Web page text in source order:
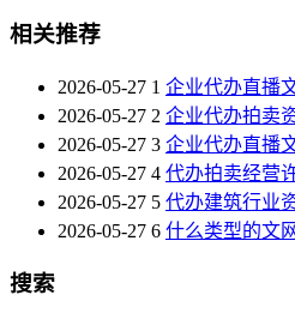
相关推荐
2026-05-27 1 企业代办直播
2026-05-27 2 企业代办拍卖
2026-05-27 3 企业代办直播
2026-05-27 4 代办拍卖经营
2026-05-27 5 代办建筑行业
2026-05-27 6 什么类型的文
搜索